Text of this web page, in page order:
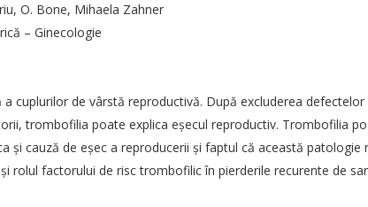
O. Bone, Mihaela Zahner
– Ginecologie
cuplurilor de vârstă reproductivă. După excluderea
trombofilia poate explica eşecul reproductiv. Trombofilia
cauză de eşec a reproducerii şi faptul că această
factorului de risc trombofilic în pierderile recurente de
Societatea Romana de
Societatea Romana de Medicina
Societatea Romana de Chirurgie